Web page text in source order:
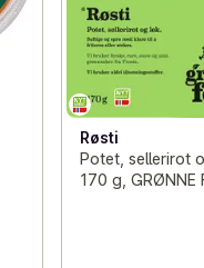
Røsti
Potet, sellerirot
170 g, GRØNNE